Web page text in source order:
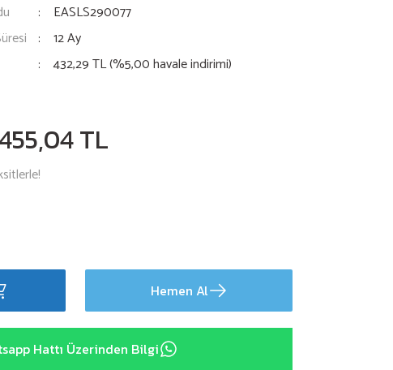
EASLS290077
12 Ay
432,29 TL (%5,00 havale indirimi)
TL
Hemen Al
Hattı Üzerinden Bilgi